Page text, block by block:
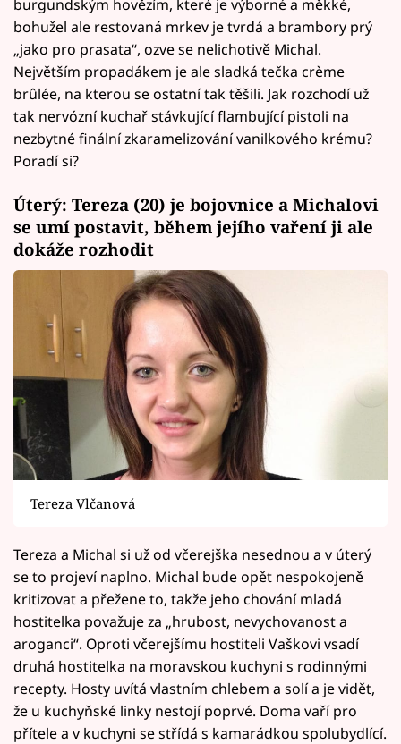
burgundským hovězím, které je výborné a měkké,
bohužel ale restovaná mrkev je tvrdá a brambory prý
„jako pro prasata“, ozve se nelichotivě Michal.
Největším propadákem je ale sladká tečka crème
brûlée, na kterou se ostatní tak těšili. Jak rozchodí už
tak nervózní kuchař stávkující flambující pistoli na
nezbytné finální zkaramelizování vanilkového krému?
Poradí si?
Úterý: Tereza (20) je bojovnice a Michalovi
se umí postavit, během jejího vaření ji ale
dokáže rozhodit
Tereza Vlčanová
Tereza a Michal si už od včerejška nesednou a v úterý
se to projeví naplno. Michal bude opět nespokojeně
kritizovat a přežene to, takže jeho chování mladá
hostitelka považuje za „hrubost, nevychovanost a
aroganci“. Oproti včerejšímu hostiteli Vaškovi vsadí
druhá hostitelka na moravskou kuchyni s rodinnými
recepty. Hosty uvítá vlastním chlebem a solí a je vidět,
že u kuchyňské linky nestojí poprvé. Doma vaří pro
přítele a v kuchyni se střídá s kamarádkou spolubydlící.